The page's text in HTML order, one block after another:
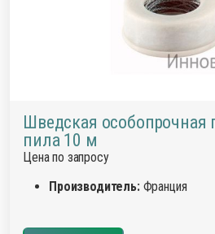
Шведская особопрочная
пила 10 м
Цена по запросу
Производитель:Франция